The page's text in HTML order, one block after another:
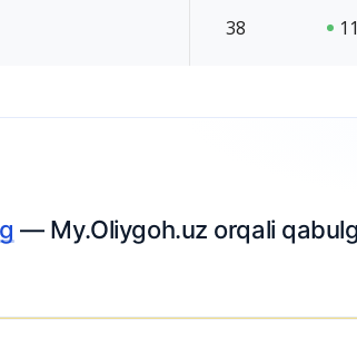
38 11
Ariza topshiring